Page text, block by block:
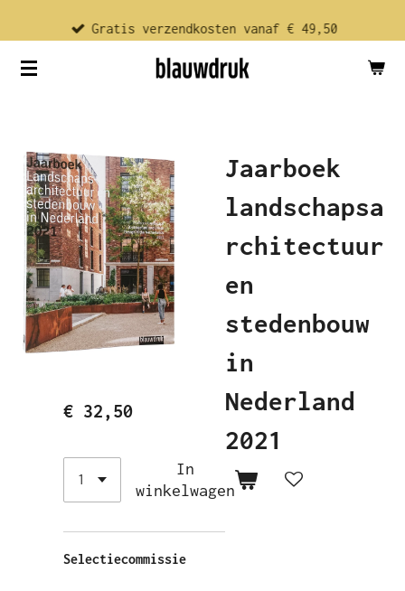
direct
naar
Gratis verzendkosten vanaf € 49,50
Jaarboek
landschapsa
rchitectuur
en
stedenbouw
in
Nederland
2021
€ 32,50
In
winkelwagen
Selectiecommissie